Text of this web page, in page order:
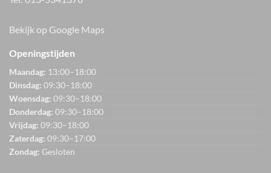
Bekijk op Google Maps
Openingstijden
Maandag: 13:00–18:00
Dinsdag: 09:30–18:00
Woensdag: 09:30–18:00
Donderdag: 09:30–18:00
Vrijdag: 09:30–18:00
Zaterdag: 09:30–17:00
Zondag: Gesloten